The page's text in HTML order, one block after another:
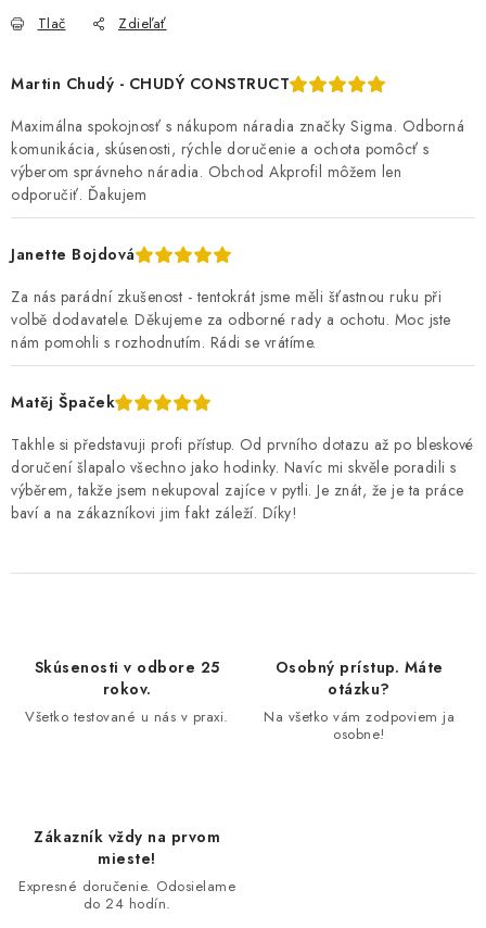
Tlač Zdieľať
Martin Chudý - CHUDÝ CONSTRUCT
Maximálna spokojnosť s nákupom náradia značky Sigma. Odborná
komunikácia, skúsenosti, rýchle doručenie a ochota pomôcť s
výberom správneho náradia. Obchod Akprofil môžem len
odporučiť. Ďakujem
Janette Bojdová
Za nás parádní zkušenost - tentokrát jsme měli šťastnou ruku při
volbě dodavatele. Děkujeme za odborné rady a ochotu. Moc jste
nám pomohli s rozhodnutím. Rádi se vrátíme.
Matěj Špaček
Takhle si představuji profi přístup. Od prvního dotazu až po bleskové
doručení šlapalo všechno jako hodinky. Navíc mi skvěle poradili s
výběrem, takže jsem nekupoval zajíce v pytli. Je znát, že je ta práce
baví a na zákazníkovi jim fakt záleží. Díky!
Skúsenosti v odbore 25
rokov.
Všetko testované u nás v praxi.
Osobný prístup. Máte
otázku?
Na všetko vám zodpoviem ja
osobne!
Zákazník vždy na prvom
mieste!
Expresné doručenie. Odosielame
do 24 hodín.